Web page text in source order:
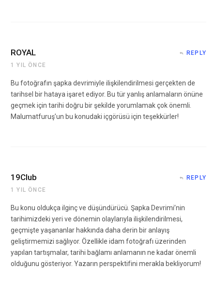
ROYAL
1 YIL ÖNCE
REPLY
Bu fotoğrafın şapka devrimiyle ilişkilendirilmesi gerçekten de
tarihsel bir hataya işaret ediyor. Bu tür yanlış anlamaların önüne
geçmek için tarihi doğru bir şekilde yorumlamak çok önemli.
Malumatfuruş’un bu konudaki içgörüsü için teşekkürler!
19Club
1 YIL ÖNCE
REPLY
Bu konu oldukça ilginç ve düşündürücü. Şapka Devrimi’nin
tarihimizdeki yeri ve dönemin olaylarıyla ilişkilendirilmesi,
geçmişte yaşananlar hakkında daha derin bir anlayış
geliştirmemizi sağlıyor. Özellikle idam fotoğrafı üzerinden
yapılan tartışmalar, tarihi bağlamı anlamanın ne kadar önemli
olduğunu gösteriyor. Yazarın perspektifini merakla bekliyorum!